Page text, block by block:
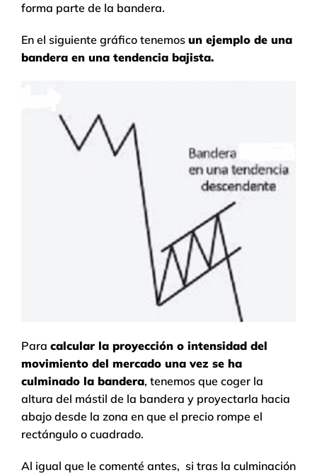
forma parte de la bandera.
En el siguiente gráfico tenemos un ejemplo de una
bandera en una tendencia bajista.
Para calcular la proyección o intensidad del
movimiento del mercado una vez se ha
culminado la bandera, tenemos que coger la
altura del mástil de la bandera y proyectarla hacia
abajo desde la zona en que el precio rompe el
rectángulo o cuadrado.
Al igual que le comenté antes, si tras la culminación